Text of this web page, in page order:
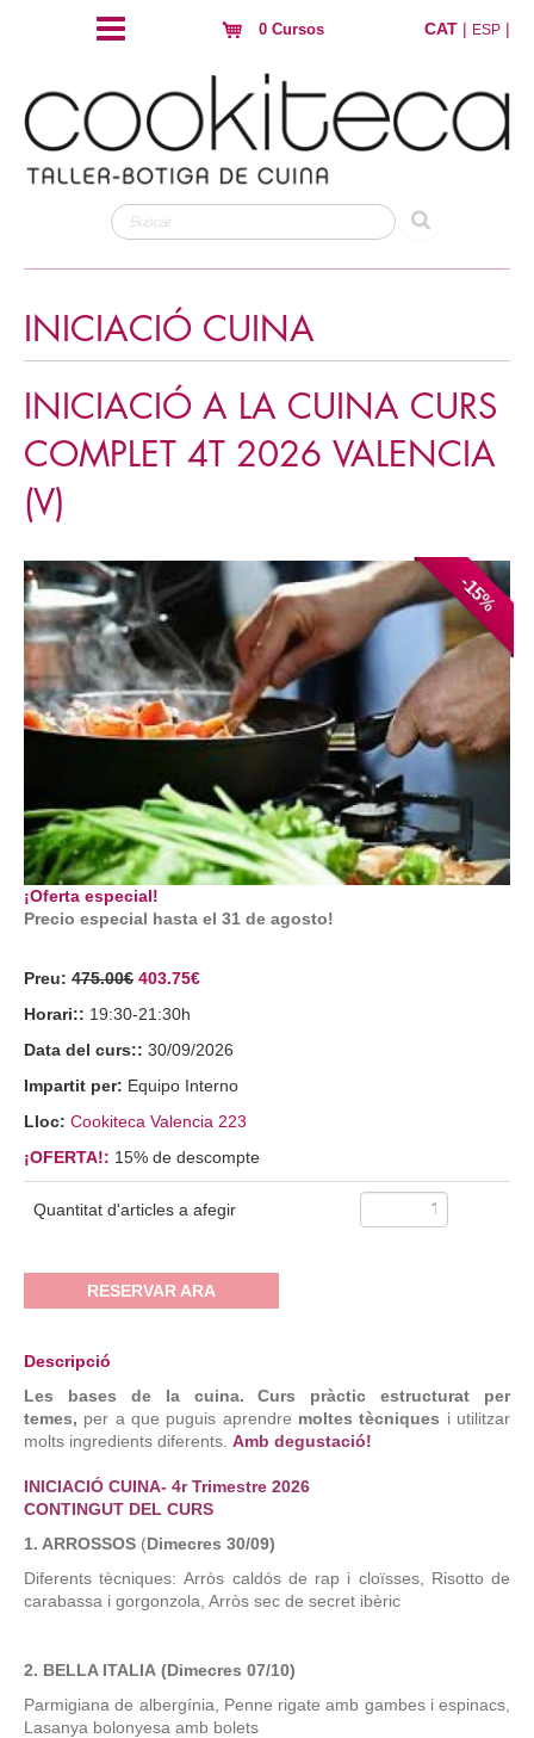
0 Cursos CAT | ESP |
INICIACIÓ CUINA
INICIACIÓ A LA CUINA CURS
COMPLET 4T 2026 VALENCIA
(V)
-15%
¡Oferta especial!
Precio especial hasta el 31 de agosto!
Preu: 475.00€ 403.75€
Horari:: 19:30-21:30h
Data del curs:: 30/09/2026
Impartit per: Equipo Interno
Lloc: Cookiteca Valencia 223
¡OFERTA!: 15% de descompte
Quantitat d'articles a afegir
RESERVAR ARA
Descripció
Les bases de la cuina. Curs pràctic estructurat per
temes, per a que puguis aprendre moltes tècniques i utilitzar
molts ingredients diferents. Amb degustació!
INICIACIÓ CUINA- 4r Trimestre 2026
CONTINGUT DEL CURS
1. ARROSSOS (Dimecres 30/09)
Diferents tècniques: Arròs caldós de rap i cloïsses, Risotto de
carabassa i gorgonzola, Arròs sec de secret ibèric
2. BELLA ITALIA (Dimecres 07/10)
Parmigiana de albergínia, Penne rigate amb gambes i espinacs,
Lasanya bolonyesa amb bolets